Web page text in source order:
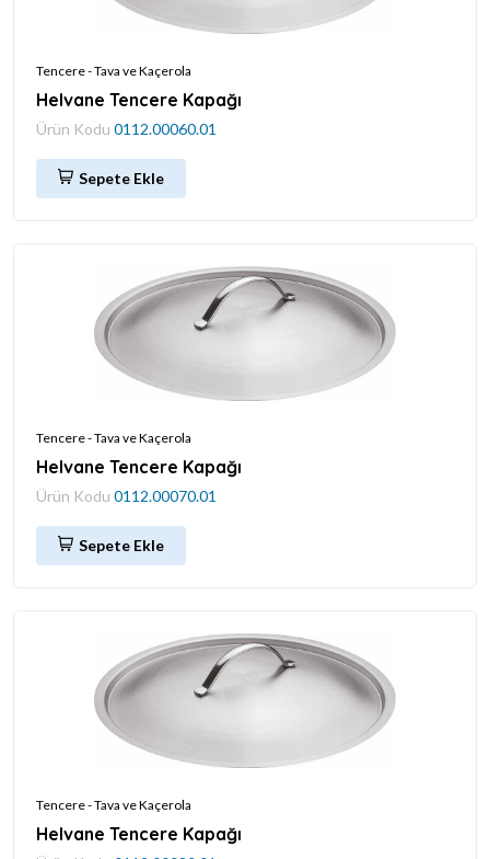
Tencere - Tava ve Kaçerola
Helvane Tencere Kapağı
Ürün Kodu 0112.00060.01
Sepete Ekle
Tencere - Tava ve Kaçerola
Helvane Tencere Kapağı
Ürün Kodu 0112.00070.01
Sepete Ekle
Tencere - Tava ve Kaçerola
Helvane Tencere Kapağı